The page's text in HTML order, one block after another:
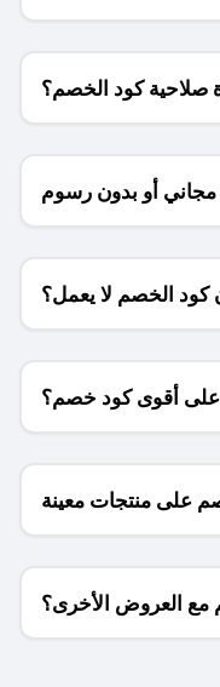
للمتاجر؟
صلاحية كود الخصم؟
أو بدون رسوم
الشحن ؟
كود الخصم لا يعمل؟
أقوى كود خصم؟
على منتجات معينة
فقط؟
العروض الأخرى؟